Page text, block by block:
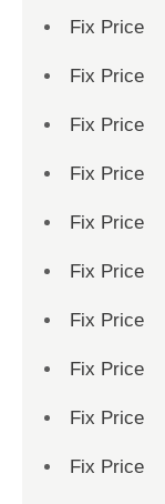
Fix Price
Fix Price
Fix Price
Fix Price
Fix Price
Fix Price
Fix Price
Fix Price
Fix Price
Fix Price